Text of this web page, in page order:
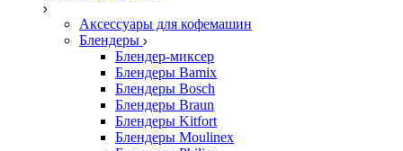
Аксессуары для кофемашин
Блендеры
Блендер-миксер
Блендеры Bamix
Блендеры Bosch
Блендеры Braun
Блендеры Kitfort
Блендеры Moulinex